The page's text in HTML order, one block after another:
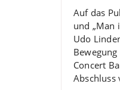
Auf das
und „Man
Udo
Concert
Abschluss